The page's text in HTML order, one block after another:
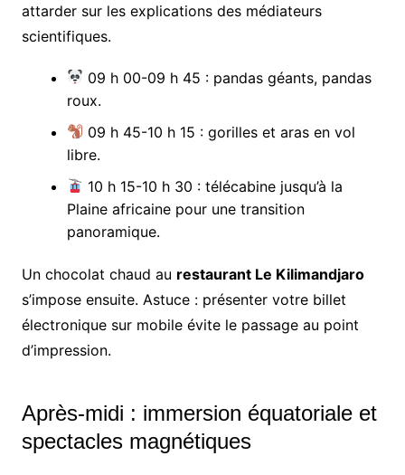
attarder sur les explications des médiateurs
scientifiques.
09 h 00-09 h 45 : pandas géants, pandas
roux.
09 h 45-10 h 15 : gorilles et aras en vol
libre.
10 h 15-10 h 30 : télécabine jusqu’à la
Plaine africaine pour une transition
panoramique.
Un chocolat chaud au restaurant Le Kilimandjaro
s’impose ensuite. Astuce : présenter votre billet
électronique sur mobile évite le passage au point
d’impression.
Après-midi : immersion équatoriale et
spectacles magnétiques